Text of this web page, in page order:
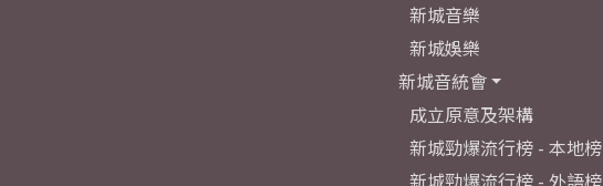
新城音樂
新城娛樂
新城音統會
成立原意及架構
新城勁爆流行榜 - 本地榜
新城勁爆流行榜 - 外語榜